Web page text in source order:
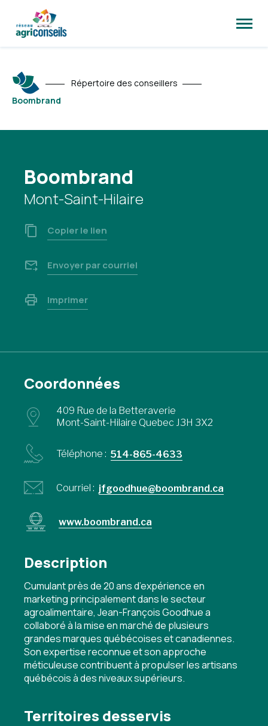
la
Répertoire des conseillers
Boombrand
Boombrand
Mont-Saint-Hilaire
Copier le lien
Envoyer par courriel
Imprimer
Coordonnées
409 Rue de la Betteraverie
Mont-Saint-Hilaire Quebec J3H 3X2
Téléphone : 514-865-4633
Courriel : jfgoodhue@boombrand.ca
www.boombrand.ca
Description
Cumulant près de 20 ans d’expérience en
marketing principalement dans le secteur
agroalimentaire, Jean-François Goodhue a
collaboré à la mise en marché de plusieurs
grandes marques québécoises et canadiennes.
Son expertise reconnue et son approche
méticuleuse contribuent à propulser les artisans
québécois à des niveaux supérieurs.
Territoires desservis